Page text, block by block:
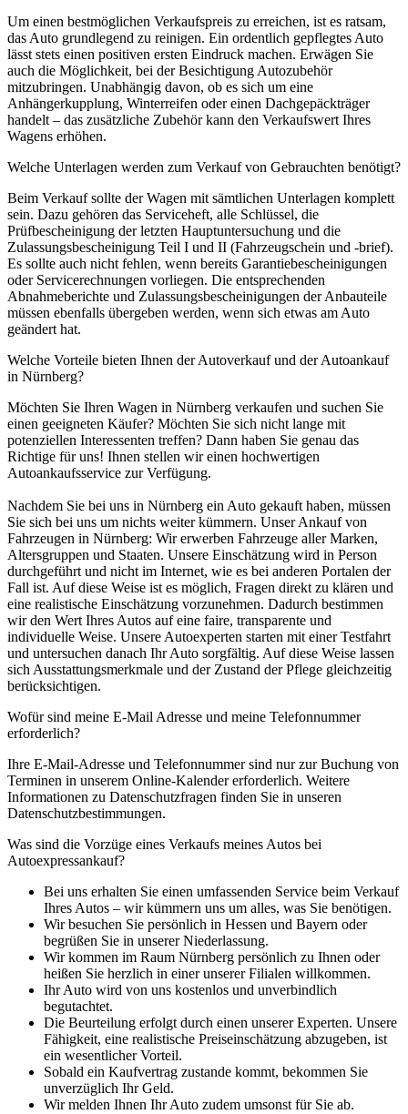
Um einen bestmöglichen Verkaufspreis zu erreichen, ist es ratsam,
das Auto grundlegend zu reinigen. Ein ordentlich gepflegtes Auto
lässt stets einen positiven ersten Eindruck machen. Erwägen Sie
auch die Möglichkeit, bei der Besichtigung Autozubehör
mitzubringen. Unabhängig davon, ob es sich um eine
Anhängerkupplung, Winterreifen oder einen Dachgepäckträger
handelt – das zusätzliche Zubehör kann den Verkaufswert Ihres
Wagens erhöhen.
Welche Unterlagen werden zum Verkauf von Gebrauchten benötigt?
Beim Verkauf sollte der Wagen mit sämtlichen Unterlagen komplett
sein. Dazu gehören das Serviceheft, alle Schlüssel, die
Prüfbescheinigung der letzten Hauptuntersuchung und die
Zulassungsbescheinigung Teil I und II (Fahrzeugschein und -brief).
Es sollte auch nicht fehlen, wenn bereits Garantiebescheinigungen
oder Servicerechnungen vorliegen. Die entsprechenden
Abnahmeberichte und Zulassungsbescheinigungen der Anbauteile
müssen ebenfalls übergeben werden, wenn sich etwas am Auto
geändert hat.
Welche Vorteile bieten Ihnen der Autoverkauf und der Autoankauf
in Nürnberg?
Möchten Sie Ihren Wagen in Nürnberg verkaufen und suchen Sie
einen geeigneten Käufer? Möchten Sie sich nicht lange mit
potenziellen Interessenten treffen? Dann haben Sie genau das
Richtige für uns! Ihnen stellen wir einen hochwertigen
Autoankaufsservice zur Verfügung.
Nachdem Sie bei uns in Nürnberg ein Auto gekauft haben, müssen
Sie sich bei uns um nichts weiter kümmern. Unser Ankauf von
Fahrzeugen in Nürnberg: Wir erwerben Fahrzeuge aller Marken,
Altersgruppen und Staaten. Unsere Einschätzung wird in Person
durchgeführt und nicht im Internet, wie es bei anderen Portalen der
Fall ist. Auf diese Weise ist es möglich, Fragen direkt zu klären und
eine realistische Einschätzung vorzunehmen. Dadurch bestimmen
wir den Wert Ihres Autos auf eine faire, transparente und
individuelle Weise. Unsere Autoexperten starten mit einer Testfahrt
und untersuchen danach Ihr Auto sorgfältig. Auf diese Weise lassen
sich Ausstattungsmerkmale und der Zustand der Pflege gleichzeitig
berücksichtigen.
Wofür sind meine E-Mail Adresse und meine Telefonnummer
erforderlich?
Ihre E-Mail-Adresse und Telefonnummer sind nur zur Buchung von
Terminen in unserem Online-Kalender erforderlich. Weitere
Informationen zu Datenschutzfragen finden Sie in unseren
Datenschutzbestimmungen.
Was sind die Vorzüge eines Verkaufs meines Autos bei
Autoexpressankauf?
Bei uns erhalten Sie einen umfassenden Service beim Verkauf
Ihres Autos – wir kümmern uns um alles, was Sie benötigen.
Wir besuchen Sie persönlich in Hessen und Bayern oder
begrüßen Sie in unserer Niederlassung.
Wir kommen im Raum Nürnberg persönlich zu Ihnen oder
heißen Sie herzlich in einer unserer Filialen willkommen.
Ihr Auto wird von uns kostenlos und unverbindlich
begutachtet.
Die Beurteilung erfolgt durch einen unserer Experten. Unsere
Fähigkeit, eine realistische Preiseinschätzung abzugeben, ist
ein wesentlicher Vorteil.
Sobald ein Kaufvertrag zustande kommt, bekommen Sie
unverzüglich Ihr Geld.
Wir melden Ihnen Ihr Auto zudem umsonst für Sie ab.